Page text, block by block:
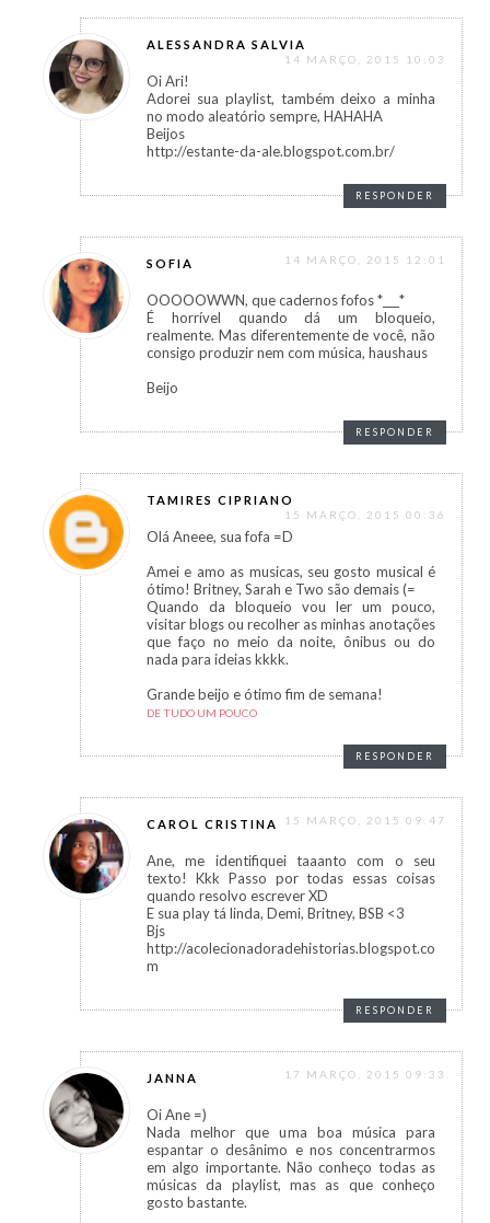
ALESSANDRA SALVIA
14 MARÇO, 2015 10:03
Oi Ari!
Adorei sua playlist, também deixo a minha
no modo aleatório sempre, HAHAHA
Beijos
http://estante-da-ale.blogspot.com.br/
RESPONDER
SOFIA 14 MARÇO, 2015 12:01
OOOOOWWN, que cadernos fofos *___*
É horrível quando dá um bloqueio,
realmente. Mas diferentemente de você, não
consigo produzir nem com música, haushaus
Beijo
RESPONDER
TAMIRES CIPRIANO
15 MARÇO, 2015 00:36
Olá Aneee, sua fofa =D
Amei e amo as musicas, seu gosto musical é
ótimo! Britney, Sarah e Two são demais (=
Quando da bloqueio vou ler um pouco,
visitar blogs ou recolher as minhas anotações
que faço no meio da noite, ônibus ou do
nada para ideias kkkk.
Grande beijo e ótimo fim de semana!
DE TUDO UM POUCO
RESPONDER
CAROL CRISTINA 15 MARÇO, 2015 09:47
Ane, me identifiquei taaanto com o seu
texto! Kkk Passo por todas essas coisas
quando resolvo escrever XD
E sua play tá linda, Demi, Britney, BSB <3
Bjs
http://acolecionadoradehistorias.blogspot.co
m
RESPONDER
JANNA 17 MARÇO, 2015 09:33
Oi Ane =)
Nada melhor que uma boa música para
espantar o desânimo e nos concentrarmos
em algo importante. Não conheço todas as
músicas da playlist, mas as que conheço
gosto bastante.